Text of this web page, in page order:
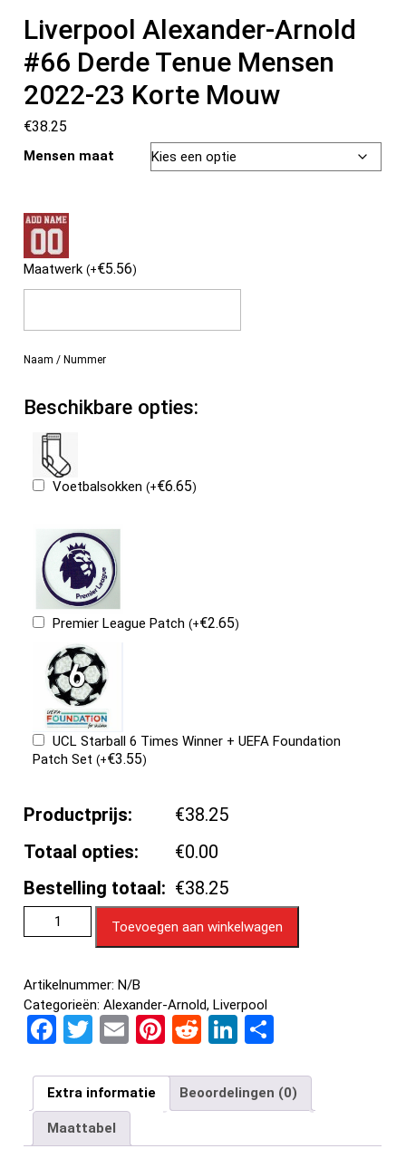
Liverpool Alexander-Arnold
#66 Derde Tenue Mensen
2022-23 Korte Mouw
€38.25
Mensen maat
Maatwerk(+€5.56)
Naam / Nummer
Beschikbare opties:
Voetbalsokken(+€6.65)
Premier League Patch(+€2.65)
UCL Starball 6 Times Winner + UEFA Foundation
Patch Set(+€3.55)
Productprijs:
€38.25
Totaal opties:
€0.00
Bestelling totaal: €38.25
Toevoegen aan winkelwagen
Artikelnummer:N/B
Categorieën:Alexander-Arnold,Liverpool
F
ce
b
o
T
tt
er
E
ail
Pi
er
es
t
R
d
di
t
Li
ke
dI
n
e
n
Extra informatie Beoordelingen (0)
Maattabel